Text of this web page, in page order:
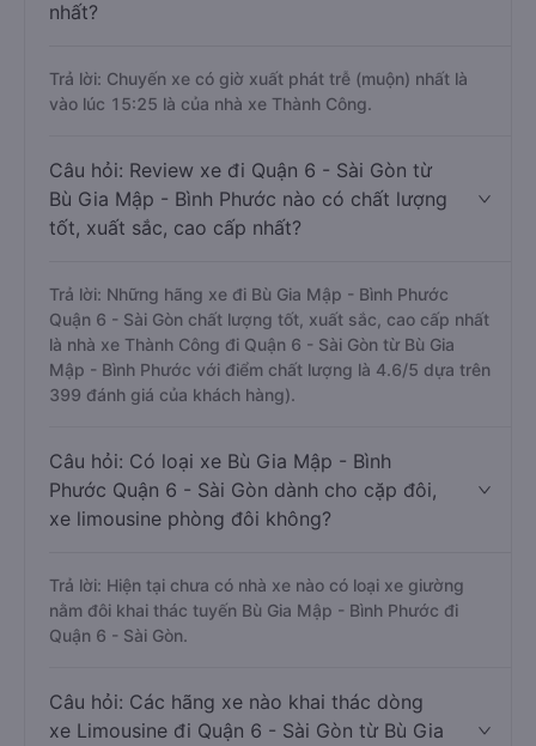
nhất?
Trả lời: Chuyến xe có giờ xuất phát trễ (muộn) nhất là
vào lúc 15:25 là của nhà xe Thành Công.
Câu hỏi: Review xe đi Quận 6 - Sài Gòn từ
Bù Gia Mập - Bình Phước nào có chất lượng
tốt, xuất sắc, cao cấp nhất?
Trả lời: Những hãng xe đi Bù Gia Mập - Bình Phước
Quận 6 - Sài Gòn chất lượng tốt, xuất sắc, cao cấp nhất
là nhà xe Thành Công đi Quận 6 - Sài Gòn từ Bù Gia
Mập - Bình Phước với điểm chất lượng là 4.6/5 dựa trên
399 đánh giá của khách hàng).
Câu hỏi: Có loại xe Bù Gia Mập - Bình
Phước Quận 6 - Sài Gòn dành cho cặp đôi,
xe limousine phòng đôi không?
Trả lời: Hiện tại chưa có nhà xe nào có loại xe giường
nằm đôi khai thác tuyến Bù Gia Mập - Bình Phước đi
Quận 6 - Sài Gòn.
Câu hỏi: Các hãng xe nào khai thác dòng
xe Limousine đi Quận 6 - Sài Gòn từ Bù Gia